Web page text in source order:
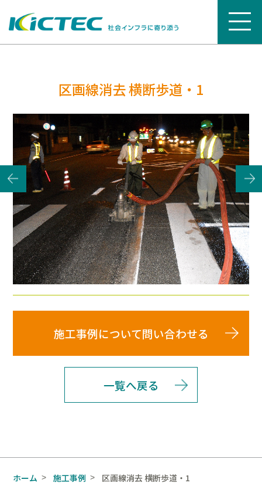
区画線消去 横断歩道・1
施工事例について問い合わせる
一覧へ戻る
ホーム > 施工事例 > 区画線消去 横断歩道・1